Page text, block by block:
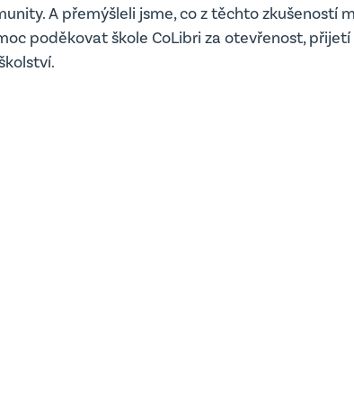
A přemýšleli jsme, co z těchto zkušeností
poděkovat škole CoLibri za otevřenost,